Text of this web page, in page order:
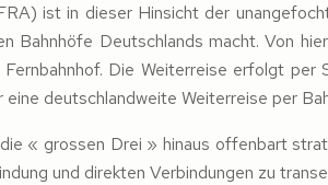
ist in dieser Hinsicht der
Bahnhöfe Deutschlands macht. Von
Die Weiterreise erfolgt
deutschlandweite Weiterreise per
« grossen Drei » hinaus offenbart
und direkten Verbindungen zu